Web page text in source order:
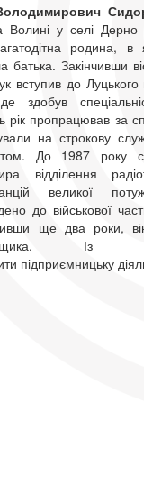
Волині у селі Дерно
родина, в
батька. Закінчивши
вступив до
рік пропрацював за
на строкову
До 1987 року
відділення
великої
до військової
ще два роки,
Із
підприємницьку